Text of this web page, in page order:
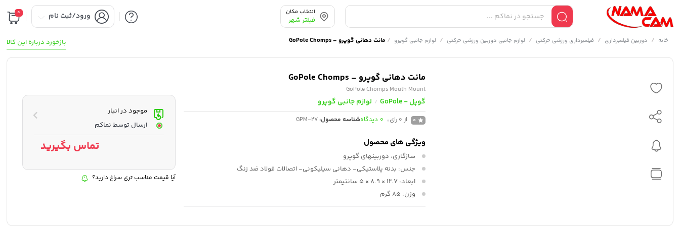
انتخاب مکان
فیلتر شهر ورود/ثبت نام 0
بازخورد درباره این کالا خانه / دوربین فیلمبرداری / فیلمبرداری ورزشی حرکتی / لوازم جانبی دوربین ورزشی حرکتی / لوازم جانبی گوپرو / مانت دهانی گوپرو – GoPole Chomps
مانت دهانی گوپرو – GoPole Chomps
GoPole Chomps Mouth Mount
گوپل - GoPole / لوازم جانبی گوپرو
0 از 0 رای 0 دیدگاهشناسه محصول:GPM-27
ویژگی های محصول
سازگاری: دوربینهای گوپرو
جنس: بدنه پلاستیکی- دهانی سیلیکونی- اتصالات فولاد ضد زنگ
ابعاد: 12.7 × 8.9 × 5 سانتیمتر
وزن: 85 گرم
موجود در انبار
ارسال توسط نماکم
تماس بگیرید
آیا قیمت مناسب تری سراغ دارید؟